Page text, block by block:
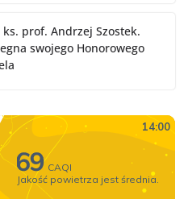
ks. prof. Andrzej Szostek.
swojego Honorowego